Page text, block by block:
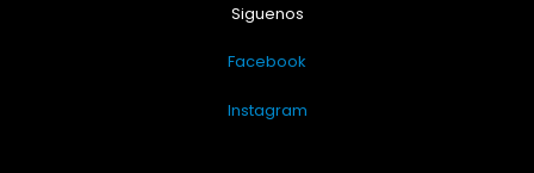
Siguenos
Facebook
Instagram